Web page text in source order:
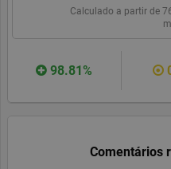
Calculado a partir de
98.81%
Comentários